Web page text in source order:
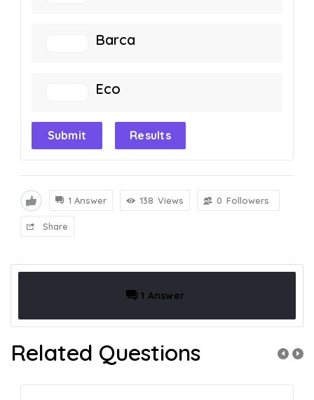
Barca
Eco
Submit Results
1 Answer 138 Views 0 Followers
Share
1 Answer
Related Questions